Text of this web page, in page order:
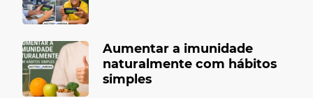
Aumentar a imunidade
naturalmente com hábitos
simples